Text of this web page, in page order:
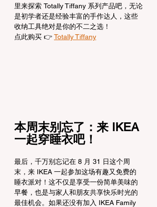
里来探索 Totally Tiffany 系列产品吧，无论
是初学者还是经验丰富的手作达人，这些
收纳工具绝对是你的不二之选！
点此购买 👉 Totally Tiffany
本周末别忘了：来 IKEA
一起穿睡衣吧！
最后，千万别忘记在 8 月 31 日这个周
末，来 IKEA 一起参加这场有趣又免费的
睡衣派对！这不仅是享受一份简单美味的
早餐，也是与家人和朋友共享快乐时光的
最佳机会。如果还没有加入 IKEA Family